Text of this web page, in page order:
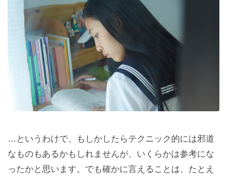
…というわけで、もしかしたらテクニック的には邪道
なものもあるかもしれませんが、いくらかは参考にな
ったかと思います。でも確かに言えることは、たとえ